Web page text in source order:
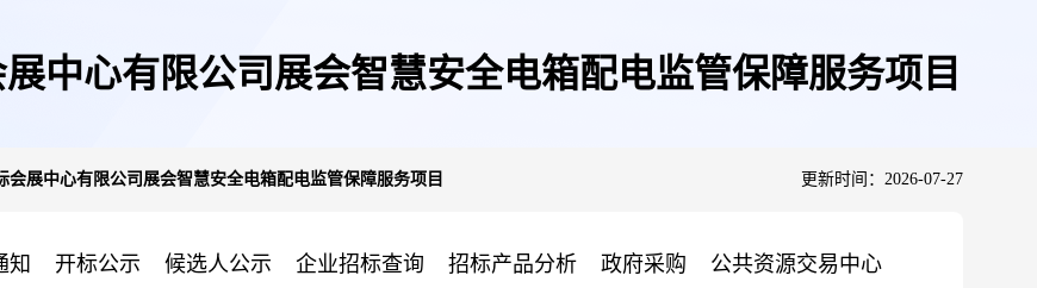
中心有限公司展会智慧安全电箱配电监管保障服务项目
会展中心有限公司展会智慧安全电箱配电监管保障服务项目 更新时间：2026-07-27
知 开标公示 候选人公示 企业招标查询 招标产品分析 政府采购 公共资源交易中心